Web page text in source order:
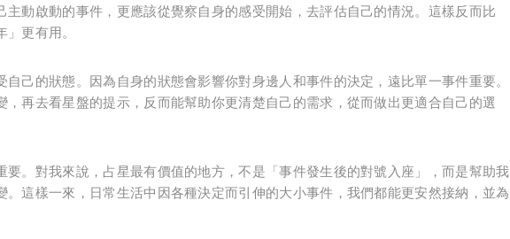
主動啟動的事件，更應該從覺察自身的感受開始，去評估自己的情況。這樣反而比
」更有用。
自己的狀態。因為自身的狀態會影響你對身邊人和事件的決定，遠比單一事件重要。
，再去看星盤的提示，反而能幫助你更清楚自己的需求，從而做出更適合自己的選
要。對我來說，占星最有價值的地方，不是「事件發生後的對號入座」，而是幫助我
。這樣一來，日常生活中因各種決定而引伸的大小事件，我們都能更安然接納，並為